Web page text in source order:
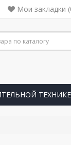
Мои закладки
ТЕХНИКЕ